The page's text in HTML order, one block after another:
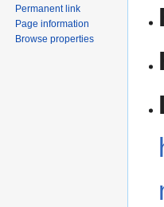
Permanent link
Page information
Browse properties